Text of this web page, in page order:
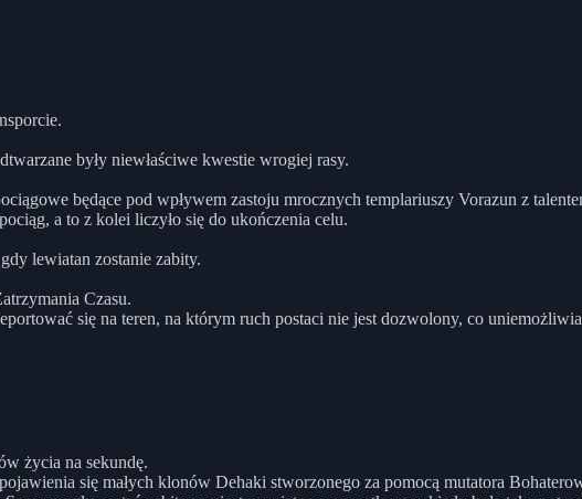
były niewłaściwe kwestie wrogiej rasy.
będące pod wpływem zastoju mrocznych templariuszy Vorazun z
a to z kolei liczyło się do ukończenia celu.
lewiatan zostanie zabity.
Czasu.
się na teren, na którym ruch postaci nie jest dozwolony, co
życia na sekundę.
się małych klonów Dehaki stworzonego za pomocą mutatora